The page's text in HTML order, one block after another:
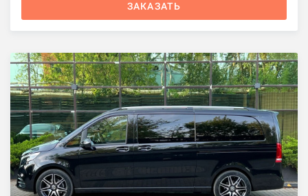
ЗАКАЗАТЬ